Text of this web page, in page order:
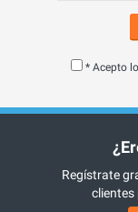
* Acepto
Regístrate
clientes